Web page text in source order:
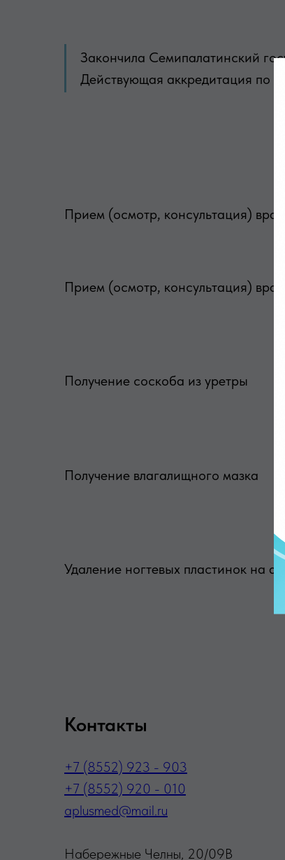
Закончила Семипалатинский
Действующая аккредитация по
Прием (осмотр, консультация)
Прием (осмотр, консультация)
Получение соскоба из уретры
Получение влагалищного мазка
Удаление ногтевых пластинок на
Контакты
+7 (8552) 923 - 903
+7 (8552) 920 - 010
aplusmed@mail.ru
Набережные Челны, 20/09В